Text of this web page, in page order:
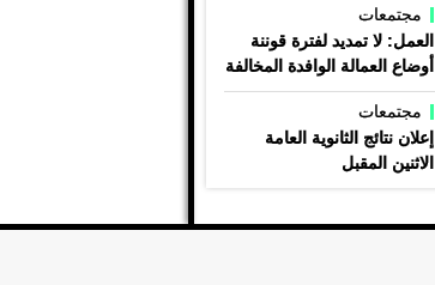
مجتمعات
العمل: لا تمديد لفترة قوننة
أوضاع العمالة الوافدة المخالفة
مجتمعات
إعلان نتائج الثانوية العامة
الاثنين المقبل